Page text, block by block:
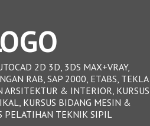
2D 3D, 3DS MAX+VRAY,
RAB, SAP 2000, ETABS, TEKLA
ARSITEKTUR & INTERIOR, KURSUS
KURSUS BIDANG MESIN &
PELATIHAN TEKNIK SIPIL